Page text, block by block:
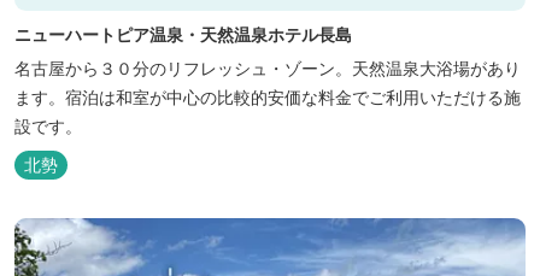
ニューハートピア温泉・天然温泉ホテル長島
名古屋から３０分のリフレッシュ・ゾーン。天然温泉大浴場があり
ます。宿泊は和室が中心の比較的安価な料金でご利用いただける施
設です。
北勢